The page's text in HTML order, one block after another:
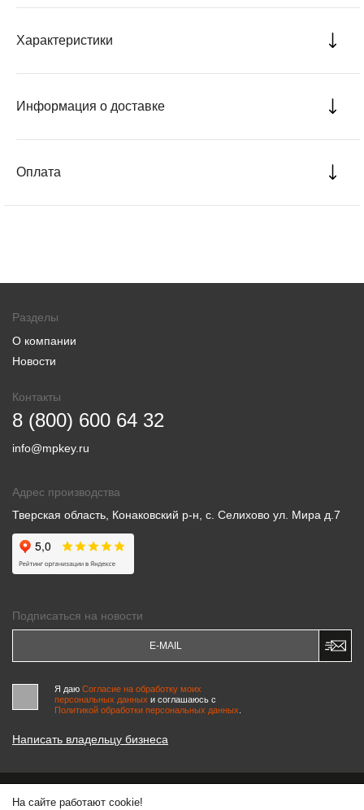
Характеристики
Информация о доставке
Оплата
Разделы
О компании
Новости
Контакты
8 (800) 600 64 32
info@mpkey.ru
Адрес производства
Тверская область, Конаковский р-н, с. Селихово ул. Мира д.7
Подписаться на новости
Я даю Согласие на обработку моих
персональных данных и соглашаюсь c
Политикой обработки персональных данных
Написать владельцу бизнеса
© 2000-2026 «МАСТЕРСКИЕ ПИНЧУКА»
На сайте работают cookie!